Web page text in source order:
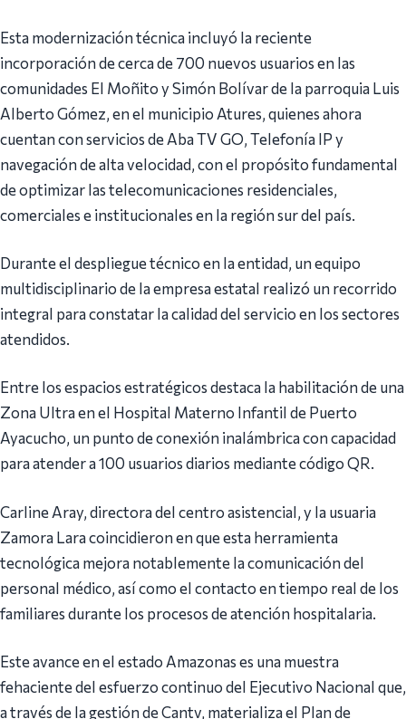
Esta modernización técnica incluyó la reciente
incorporación de cerca de 700 nuevos usuarios en las
comunidades El Moñito y Simón Bolívar de la parroquia Luis
Alberto Gómez, en el municipio Atures, quienes ahora
cuentan con servicios de Aba TV GO, Telefonía IP y
navegación de alta velocidad, con el propósito fundamental
de optimizar las telecomunicaciones residenciales,
comerciales e institucionales en la región sur del país.
Durante el despliegue técnico en la entidad, un equipo
multidisciplinario de la empresa estatal realizó un recorrido
integral para constatar la calidad del servicio en los sectores
atendidos.
Entre los espacios estratégicos destaca la habilitación de una
Zona Ultra en el Hospital Materno Infantil de Puerto
Ayacucho, un punto de conexión inalámbrica con capacidad
para atender a 100 usuarios diarios mediante código QR.
Carline Aray, directora del centro asistencial, y la usuaria
Zamora Lara coincidieron en que esta herramienta
tecnológica mejora notablemente la comunicación del
personal médico, así como el contacto en tiempo real de los
familiares durante los procesos de atención hospitalaria.
Este avance en el estado Amazonas es una muestra
fehaciente del esfuerzo continuo del Ejecutivo Nacional que,
a través de la gestión de Cantv, materializa el Plan de